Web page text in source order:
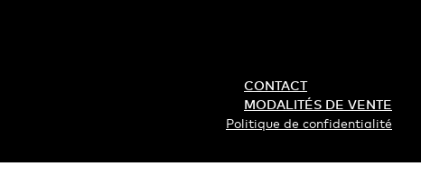
CONTACT
MODALITÉS DE VENTE
Politique de confidentialité